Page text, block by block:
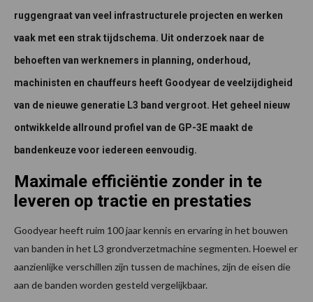
ruggengraat van veel infrastructurele projecten en werken
vaak met een strak tijdschema. Uit onderzoek naar de
behoeften van werknemers in planning, onderhoud,
machinisten en chauffeurs heeft Goodyear de veelzijdigheid
van de nieuwe generatie L3 band vergroot. Het geheel nieuw
ontwikkelde allround profiel van de GP-3E maakt de
bandenkeuze voor iedereen eenvoudig.
Maximale efficiëntie zonder in te
leveren op tractie en prestaties
Goodyear heeft ruim 100 jaar kennis en ervaring in het bouwen
van banden in het L3 grondverzetmachine segmenten. Hoewel er
aanzienlijke verschillen zijn tussen de machines, zijn de eisen die
aan de banden worden gesteld vergelijkbaar.